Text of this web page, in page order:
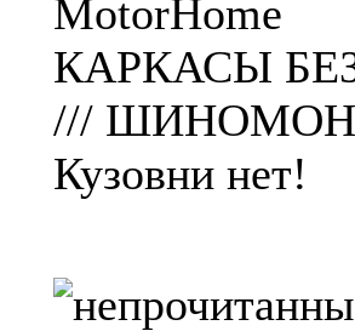
MotorHome
КАРКАСЫ
///
Кузовни нет!